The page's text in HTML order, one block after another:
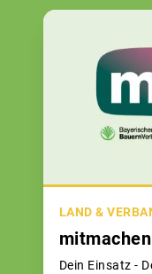
LAND &
Dein Einsatz -